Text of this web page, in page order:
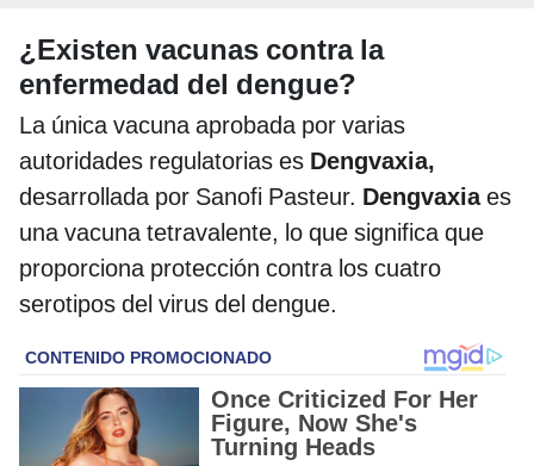
¿Existen vacunas contra la
enfermedad del dengue?
La única vacuna aprobada por varias
autoridades regulatorias es Dengvaxia,
desarrollada por Sanofi Pasteur. Dengvaxiaes
una vacuna tetravalente, lo que significa que
proporciona protección contra los cuatro
serotipos del virus del dengue.